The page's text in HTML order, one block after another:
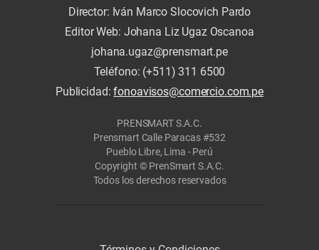
Director: Iván Marco Slocovich Pardo
Editor Web: Johana Liz Ugaz Oscanoa
johana.ugaz@prensmart.pe
Teléfono: (+511) 311 6500
Publicidad:fonoavisos@comercio.com.pe
PRENSMART S.A.C.
Prensmart Calle Paracas #532
Pueblo Libre, Lima - Perú
Copyright © PrenSmart S.A.C.
Todos los derechos reservados